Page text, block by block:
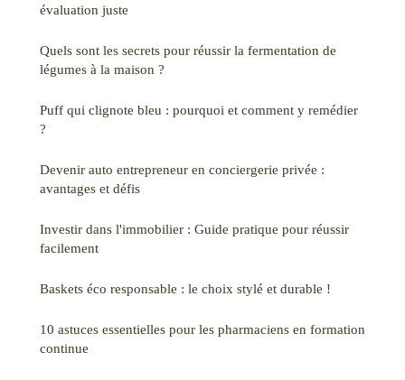
évaluation juste
Quels sont les secrets pour réussir la fermentation de
légumes à la maison ?
Puff qui clignote bleu : pourquoi et comment y remédier
?
Devenir auto entrepreneur en conciergerie privée :
avantages et défis
Investir dans l'immobilier : Guide pratique pour réussir
facilement
Baskets éco responsable : le choix stylé et durable !
10 astuces essentielles pour les pharmaciens en formation
continue